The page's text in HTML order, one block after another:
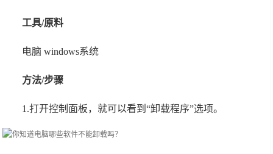
工具/原料
电脑 windows系统
方法/步骤
1.打开控制面板，就可以看到“卸载程序”选项。